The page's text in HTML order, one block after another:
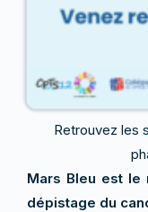
Retrouvez les
Mars Bleu est le
dépistage du